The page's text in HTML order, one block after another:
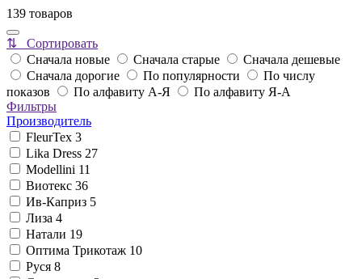
139 товаров
⇅ Сортировать
Сначала новые
Сначала старые
Сначала дешевые
Сначала дорогие
По популярности
По числу
показов
По алфавиту А-Я
По алфавиту Я-А
Фильтры
Производитель
FleurTex 3
Lika Dress 27
Modellini 11
Виотекс 36
Ив-Каприз 5
Лиза 4
Натали 19
Оптима Трикотаж 10
Руся 8